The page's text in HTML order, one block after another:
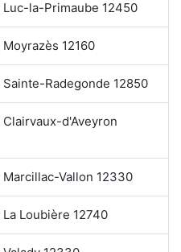
la-Primaube 12450
12160
Radegonde 12850
d'Aveyron
Vallon 12330
Loubière 12740